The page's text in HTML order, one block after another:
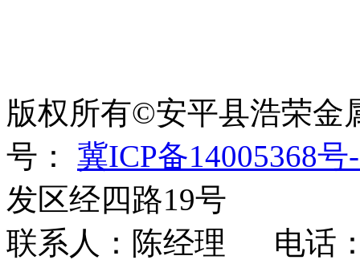
版权所有©安平县浩荣
号： 冀ICP备14005368号
发区经四路19号
联系人：陈经理 电话